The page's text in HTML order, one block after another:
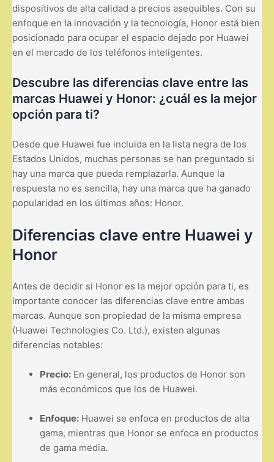
dispositivos de alta calidad a precios asequibles. Con su
enfoque en la innovación y la tecnología, Honor está bien
posicionado para ocupar el espacio dejado por Huawei
en el mercado de los teléfonos inteligentes.
Descubre las diferencias clave entre las
marcas Huawei y Honor: ¿cuál es la mejor
opción para ti?
Desde que Huawei fue incluida en la lista negra de los
Estados Unidos, muchas personas se han preguntado si
hay una marca que pueda remplazarla. Aunque la
respuesta no es sencilla, hay una marca que ha ganado
popularidad en los últimos años: Honor.
Diferencias clave entre Huawei y
Honor
Antes de decidir si Honor es la mejor opción para ti, es
importante conocer las diferencias clave entre ambas
marcas. Aunque son propiedad de la misma empresa
(Huawei Technologies Co. Ltd.), existen algunas
diferencias notables:
Precio: En general, los productos de Honor son
más económicos que los de Huawei.
Enfoque: Huawei se enfoca en productos de alta
gama, mientras que Honor se enfoca en productos
de gama media.